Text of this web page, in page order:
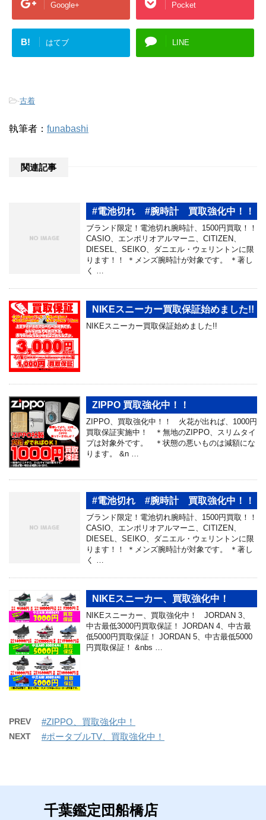
Google+ Pocket
B! はてブ LINE
-古着
執筆者： funabashi
関連記事
#電池切れ #腕時計 買取強化中！！
ブランド限定！電池切れ腕時計、1500円買取！！
CASIO、エンポリオアルマーニ、CITIZEN、
DIESEL、SEIKO、ダニエル・ウェリントンに限
ります！！ ＊メンズ腕時計が対象です。 ＊著し
く …
NIKEスニーカー買取保証始めました!!
NIKEスニーカー買取保証始めました!!
ZIPPO 買取強化中！！
ZIPPO、買取強化中！！ 火花が出れば、1000円
買取保証実施中！ ＊無地のZIPPO、スリムタイ
プは対象外です。 ＊状態の悪いものは減額にな
ります。 &n …
#電池切れ #腕時計 買取強化中！！
ブランド限定！電池切れ腕時計、1500円買取！！
CASIO、エンポリオアルマーニ、CITIZEN、
DIESEL、SEIKO、ダニエル・ウェリントンに限
ります！！ ＊メンズ腕時計が対象です。 ＊著し
く …
NIKEスニーカー、買取強化中！
NIKEスニーカー、買取強化中！ JORDAN 3、
中古最低3000円買取保証！ JORDAN 4、中古最
低5000円買取保証！ JORDAN 5、中古最低5000
円買取保証！ &nbs …
PREV #ZIPPO、買取強化中！
NEXT #ポータブルTV、買取強化中！
千葉鑑定団船橋店